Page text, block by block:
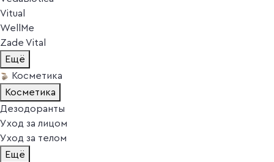
Vitual
WellMe
Zade Vital
Ещё
Косметика
Косметика
Дезодоранты
Уход за лицом
Уход за телом
Ещё